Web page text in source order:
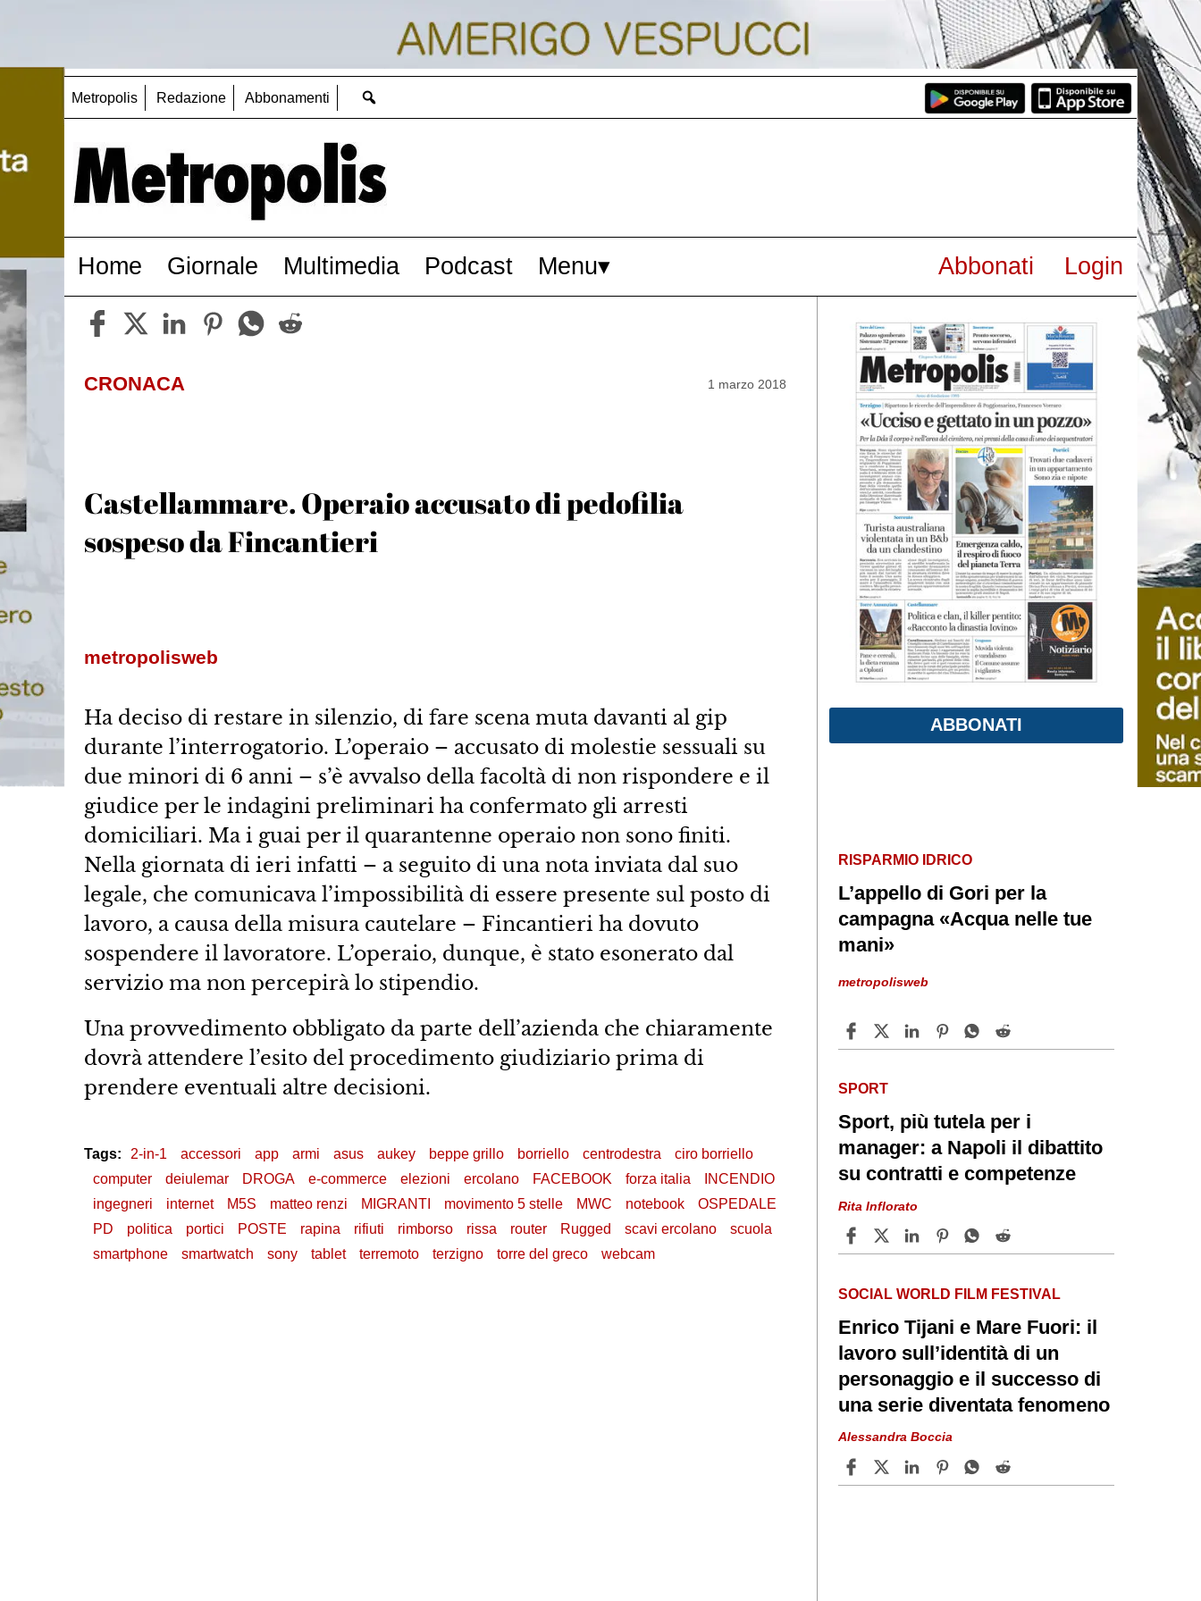
Metropolis Redazione Abbonamenti
Home Giornale Multimedia Podcast Menu Abbonati Login
CRONACA 1 marzo 2018
Castellammare. Operaio accusato di pedofilia
sospeso da Fincantieri
metropolisweb
Ha deciso di restare in silenzio, di fare scena muta davanti al gip
durante l’interrogatorio. L’operaio – accusato di molestie sessuali su
due minori di 6 anni – s’è avvalso della facoltà di non rispondere e il
giudice per le indagini preliminari ha confermato gli arresti
domiciliari. Ma i guai per il quarantenne operaio non sono finiti.
Nella giornata di ieri infatti – a seguito di una nota inviata dal suo
legale, che comunicava l’impossibilità di essere presente sul posto di
lavoro, a causa della misura cautelare – Fincantieri ha dovuto
sospendere il lavoratore. L’operaio, dunque, è stato esonerato dal
servizio ma non percepirà lo stipendio.
Una provvedimento obbligato da parte dell’azienda che chiaramente
dovrà attendere l’esito del procedimento giudiziario prima di
prendere eventuali altre decisioni.
Tags: 2-in-1 accessori app armi asus aukey beppe grillo borriello centrodestra
ciro borriello
computer
deiulemar DROGA e-commerce elezioni ercolano FACEBOOK forza italia
INCENDIO
ingegneri
internet M5S matteo renzi MIGRANTI movimento 5 stelle MWC notebook
OSPEDALE
PD
politica portici POSTE rapina rifiuti rimborso rissa router Rugged scavi ercolano
scuola
smartphone
smartwatch sony tablet terremoto terzigno torre del greco webcam
ABBONATI
RISPARMIO IDRICO
L’appello di Gori per la
campagna «Acqua nelle tue
mani»
metropolisweb
SPORT
Sport, più tutela per i
manager: a Napoli il dibattito
su contratti e competenze
Rita Inflorato
SOCIAL WORLD FILM FESTIVAL
Enrico Tijani e Mare Fuori: il
lavoro sull’identità di un
personaggio e il successo di
una serie diventata fenomeno
Alessandra Boccia